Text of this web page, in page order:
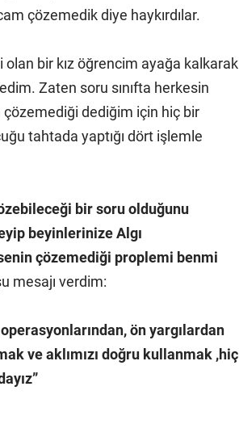
çözemedik diye haykırdılar.
bir kız öğrencim ayağa kalkarak
Zaten soru sınıfta herkesin
çözemediği dediğim için hiç bir
tahtada yaptığı dört işlemle
bir soru olduğunu
beyinlerinize Algı
çözemediği proplemi benmi
mesajı verdim:
operasyonlarından, ön yargılardan
ve aklımızı doğru kullanmak ,hiç